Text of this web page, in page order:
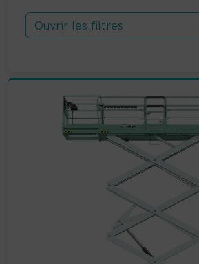
Ouvrir les filtres